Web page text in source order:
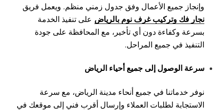
وإنجاز جميع الأعمال وفق جدول زمني منظم. ويعمل فريق
نجار فك وتركيب غرف نوم بالرياض على تنفيذ الخدمة
بسرعة وكفاءة دون أي تأخير، مع المحافظة على جودة
التنفيذ في جميع المراحل.
سرعة الوصول إلى جميع أحياء الرياض
نوفر خدماتنا في جميع أنحاء مدينة الرياض، مع سرعة
الاستجابة لطلبات العملاء وإرسال أقرب فني إلى موقعك في